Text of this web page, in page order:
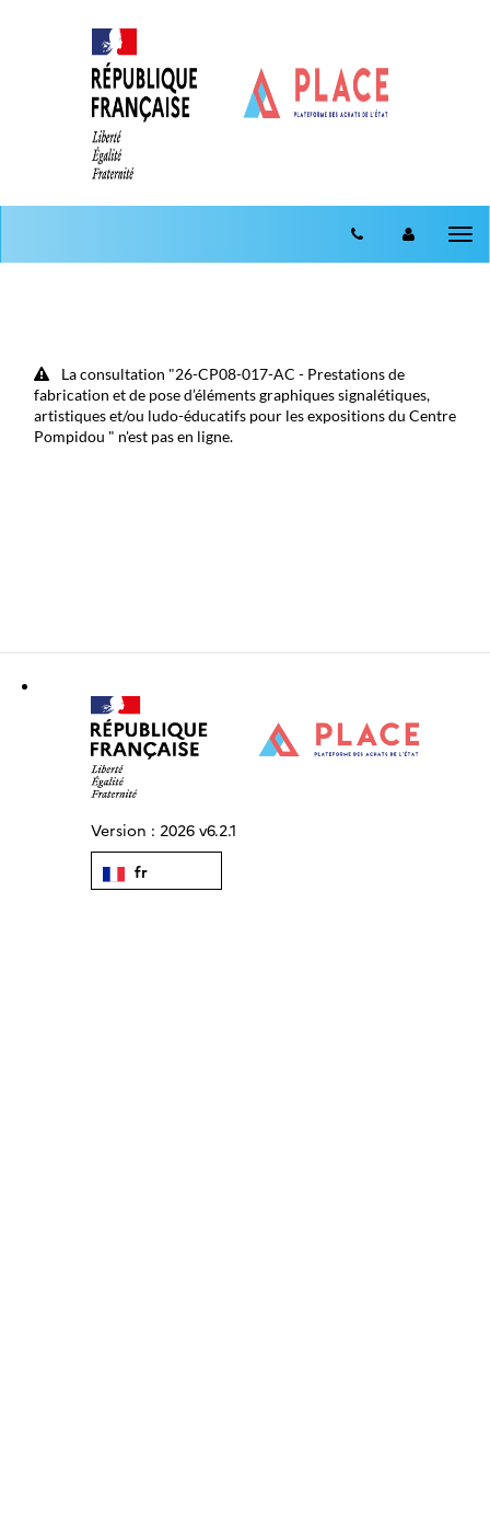
La consultation "26-CP08-017-AC - Prestations de
fabrication et de pose d’éléments graphiques signalétiques,
artistiques et/ou ludo-éducatifs pour les expositions du Centre
Pompidou " n'est pas en ligne.
Version : 2026 v6.2.1
fr